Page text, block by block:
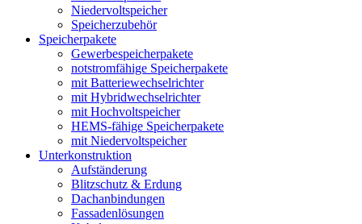
Niedervoltspeicher
Speicherzubehör
Speicherpakete
Gewerbespeicherpakete
notstromfähige Speicherpakete
mit Batteriewechselrichter
mit Hybridwechselrichter
mit Hochvoltspeicher
HEMS-fähige Speicherpakete
mit Niedervoltspeicher
Unterkonstruktion
Aufständerung
Blitzschutz & Erdung
Dachanbindungen
Fassadenlösungen